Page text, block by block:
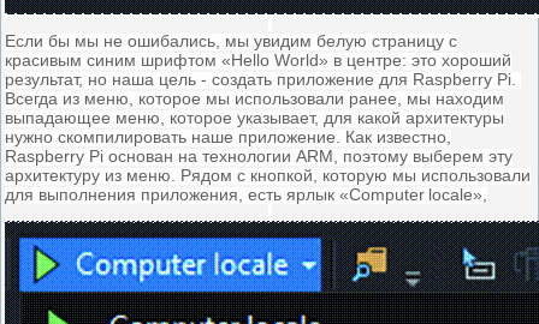
Если бы мы не ошибались, мы увидим белую страницу с
красивым синим шрифтом «Hello World» в центре: это хороший
результат, но наша цель - создать приложение для Raspberry Pi.
Всегда из меню, которое мы использовали ранее, мы находим
выпадающее меню, которое указывает, для какой архитектуры
нужно скомпилировать наше приложение. Как известно,
Raspberry Pi основан на технологии ARM, поэтому выберем эту
архитектуру из меню. Рядом с кнопкой, которую мы использовали
для выполнения приложения, есть ярлык «Computer locale»,